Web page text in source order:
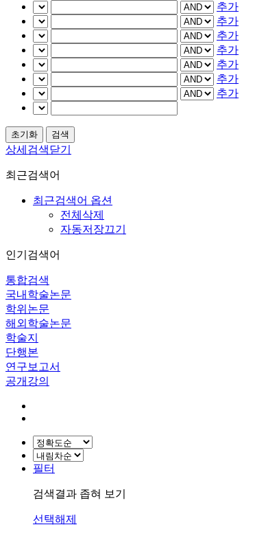
추가
추가
추가
추가
추가
추가
추가
상세검색닫기
최근검색어
최근검색어 옵션
전체삭제
자동저장끄기
인기검색어
통합검색
국내학술논문
학위논문
해외학술논문
학술지
단행본
연구보고서
공개강의
필터
검색결과 좁혀 보기
선택해제